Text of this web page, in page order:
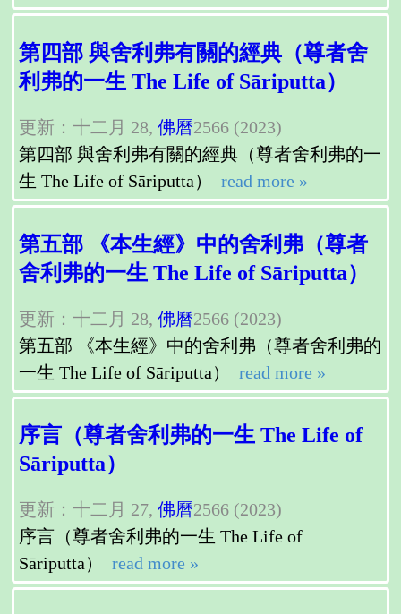
第四部 與舍利弗有關的經典（尊者舍
利弗的一生 The Life of Sāriputta）
更新：十二月 28, 佛曆2566 (2023)
第四部 與舍利弗有關的經典（尊者舍利弗的一
生 The Life of Sāriputta）
read more »
第五部 《本生經》中的舍利弗（尊者
舍利弗的一生 The Life of Sāriputta）
更新：十二月 28, 佛曆2566 (2023)
第五部 《本生經》中的舍利弗（尊者舍利弗的
一生 The Life of Sāriputta）
read more »
序言（尊者舍利弗的一生 The Life of
Sāriputta）
更新：十二月 27, 佛曆2566 (2023)
序言（尊者舍利弗的一生 The Life of
Sāriputta）
read more »